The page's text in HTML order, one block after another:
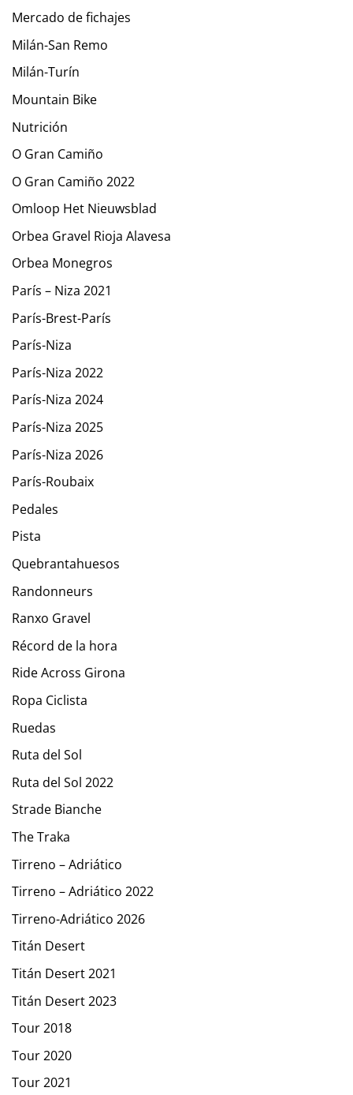
Mercado de fichajes
Milán-San Remo
Milán-Turín
Mountain Bike
Nutrición
O Gran Camiño
O Gran Camiño 2022
Omloop Het Nieuwsblad
Orbea Gravel Rioja Alavesa
Orbea Monegros
París – Niza 2021
París-Brest-París
París-Niza
París-Niza 2022
París-Niza 2024
París-Niza 2025
París-Niza 2026
París-Roubaix
Pedales
Pista
Quebrantahuesos
Randonneurs
Ranxo Gravel
Récord de la hora
Ride Across Girona
Ropa Ciclista
Ruedas
Ruta del Sol
Ruta del Sol 2022
Strade Bianche
The Traka
Tirreno – Adriático
Tirreno – Adriático 2022
Tirreno-Adriático 2026
Titán Desert
Titán Desert 2021
Titán Desert 2023
Tour 2018
Tour 2020
Tour 2021